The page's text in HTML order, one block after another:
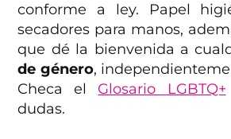
conforme a ley. Papel
secadores para manos,
que dé la bienvenida a
de género,
Checa el Glosario LGBTQ+
dudas.